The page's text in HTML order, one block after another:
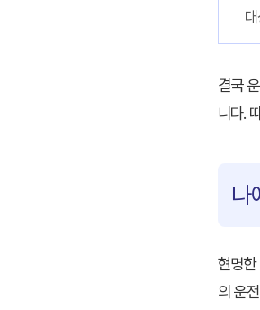
결국
니다.
나
현명한
의 운